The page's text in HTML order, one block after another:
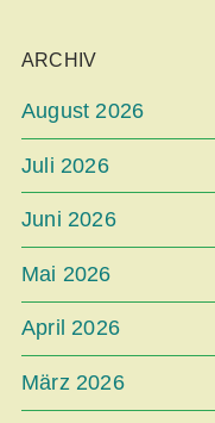
ARCHIV
August 2026
Juli 2026
Juni 2026
Mai 2026
April 2026
März 2026